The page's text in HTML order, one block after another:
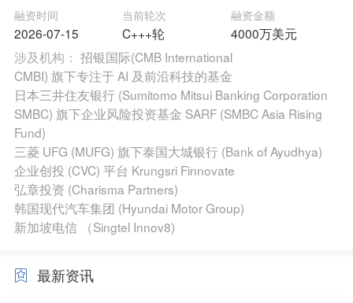
融资时间
2026-07-15
当前轮次
C+++轮
融资金额
4000万美元
涉及机构： 招银国际(CMB International
CMBI) 旗下专注于 AI 及前沿科技的基金
日本三井住友银行 (Sumitomo Mitsui Banking Corporation
SMBC) 旗下企业风险投资基金 SARF (SMBC Asia Rising
Fund)
三菱 UFG (MUFG) 旗下泰国大城银行 (Bank of Ayudhya)
企业创投 (CVC) 平台 Krungsri Finnovate
弘章投资 (Charisma Partners)
韩国现代汽车集团 (Hyundai Motor Group)
新加坡电信 （Singtel Innov8)
最新资讯